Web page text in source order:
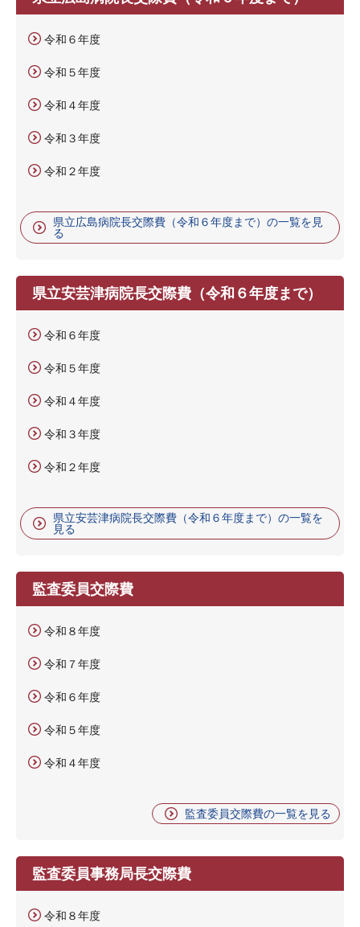
令和６年度
令和５年度
令和４年度
令和３年度
令和２年度
県立広島病院長交際費（令和６年度まで）の一覧を見
る
県立安芸津病院長交際費（令和６年度まで）
令和６年度
令和５年度
令和４年度
令和３年度
令和２年度
県立安芸津病院長交際費（令和６年度まで）の一覧を
見る
監査委員交際費
令和８年度
令和７年度
令和６年度
令和５年度
令和４年度
監査委員交際費の一覧を見る
監査委員事務局長交際費
令和８年度